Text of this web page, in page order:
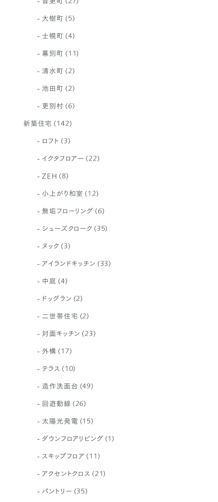
大樹町 (5)
士幌町 (4)
幕別町 (11)
清水町 (2)
池田町 (2)
更別村 (6)
新築住宅 (142)
ロフト (3)
イクタフロアー (22)
ZEH (8)
小上がり和室 (12)
無垢フローリング (6)
シューズクローク (35)
ヌック (3)
アイランドキッチン (33)
中庭 (4)
ドッグラン (2)
二世帯住宅 (2)
対面キッチン (23)
外構 (17)
テラス (10)
造作洗面台 (49)
回遊動線 (26)
太陽光発電 (15)
ダウンフロアリビング (1)
スキップフロア (11)
アクセントクロス (21)
パントリー (35)